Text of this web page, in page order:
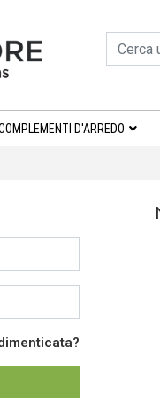
D'ARREDO